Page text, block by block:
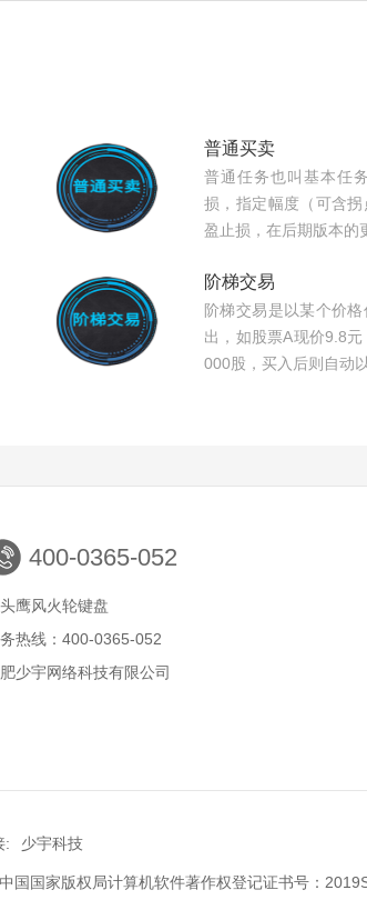
普通买卖
普通任务也叫基本任
损，指定幅度（可含
盈止损，在后期版本的
阶梯交易
阶梯交易是以某个价
出，如股票A现价9.8
000股，买入后则自动
400-0365-052
鹰风火轮键盘
热线：400-0365-052
少宇网络科技有限公司
: 少宇科技
中国国家版权局计算机软件著作权登记证书号：